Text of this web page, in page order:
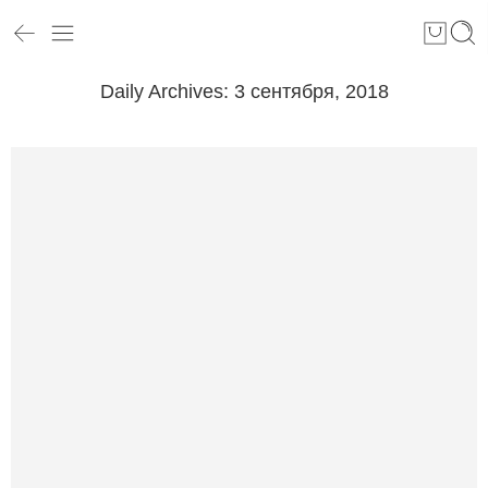
Daily Archives: 3 сентября, 2018